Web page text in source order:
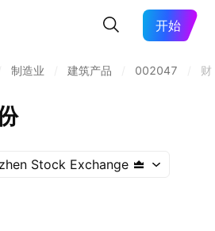
开始
制造业 建筑产品 002047 财
Stock Exchange